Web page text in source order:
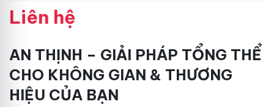
Liên hệ
AN THỊNH – GIẢI PHÁP TỔNG THỂ
CHO KHÔNG GIAN & THƯƠNG
HIỆU CỦA BẠN